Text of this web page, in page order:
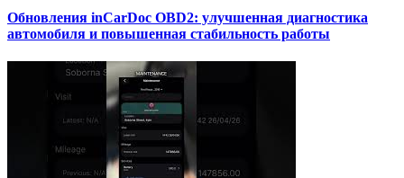
Обновления inCarDoc OBD2: улучшенная диагностика
автомобиля и повышенная стабильность работы